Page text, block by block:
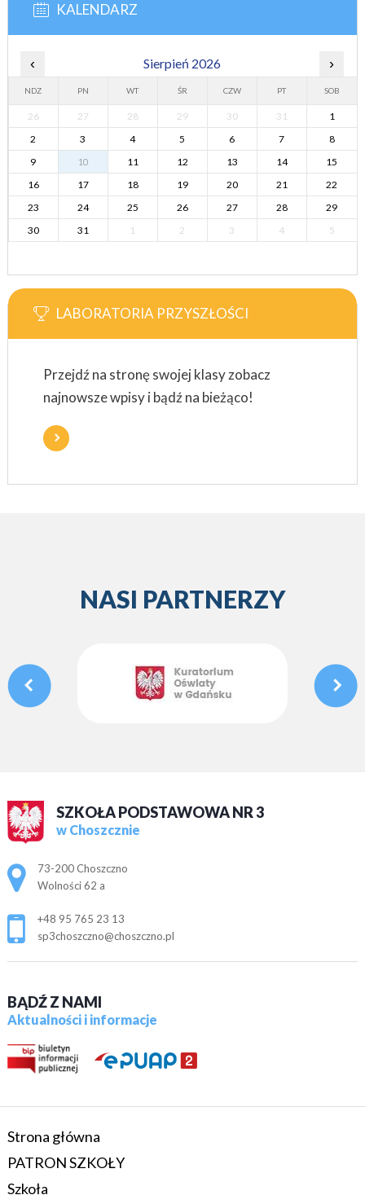
KALENDARZ
‹ Sierpień 2026 ›
NDZ PN WT ŚR CZW PT SOB
26 27 28 29 30 31
1
2
3 4 5 6 7
8
9
10 11 12 13 14
15
16
17 18 19 20 21
22
23
24 25 26 27 28
29
30
31 1 2 3 4 5
LABORATORIA PRZYSZŁOŚCI
Przejdź na stronę swojej klasy zobacz
najnowsze wpisy i bądź na bieżąco!
NASI PARTNERZY
SZKOŁA PODSTAWOWA NR 3
w Choszcznie
Adres pocztowy:
73-200 Choszczno
Wolności 62 a
+48 95 765 23 13
sp3choszczno@choszczno.pl
BĄDŹ Z NAMI
Aktualności i informacje
Strona główna
PATRON SZKOŁY
Szkoła